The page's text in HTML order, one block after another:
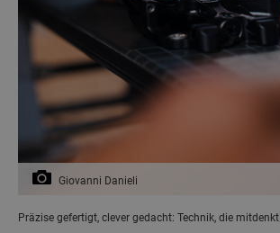
Giovanni Danieli
Präzise gefertigt, clever gedacht: Technik, die mitdenkt.